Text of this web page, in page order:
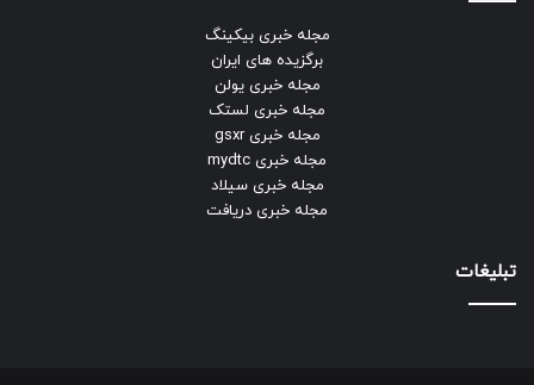
مجله خبری بیکینگ
برگزیده های ایران
مجله خبری یولن
مجله خبری لستک
مجله خبری gsxr
مجله خبری mydtc
مجله خبری سیلاد
مجله خبری دریافت
تبلیغات